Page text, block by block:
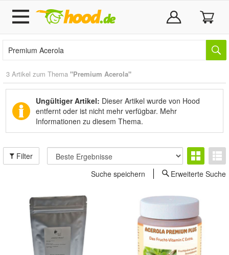
3 Artikel zum Thema "Premium Acerola"
Ungültiger Artikel: Dieser Artikel wurde von Hood
entfernt oder ist nicht mehr verfügbar. Mehr
Informationen zu diesem Thema.
Filter
Suche speichern
Erweiterte Suche